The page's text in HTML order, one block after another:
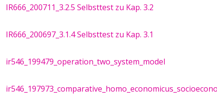
IR666_200711_3.2.5 Selbsttest zu Kap. 3.2
IR666_200697_3.1.4 Selbsttest zu Kap. 3.1
ir546_199479_operation_two_system_model